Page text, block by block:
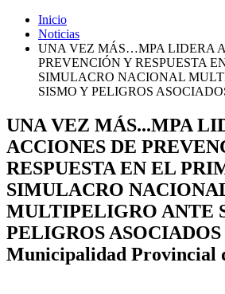
Inicio
Noticias
UNA VEZ MÁS…MPA LIDERA
PREVENCIÓN Y RESPUESTA
SIMULACRO NACIONAL
SISMO Y PELIGROS
UNA VEZ MÁS...MPA
ACCIONES DE
RESPUESTA EN EL
SIMULACRO
MULTIPELIGRO ANTE
PELIGROS ASOCIADOS
Municipalidad Provincial